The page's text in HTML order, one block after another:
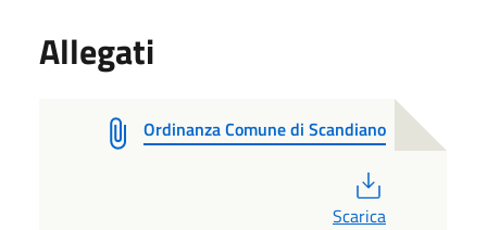
Allegati
Ordinanza Comune di Scandiano
Scarica